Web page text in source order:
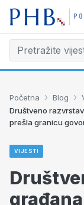
Početna › Blog ›
Društveno
prešla granicu
VIJESTI